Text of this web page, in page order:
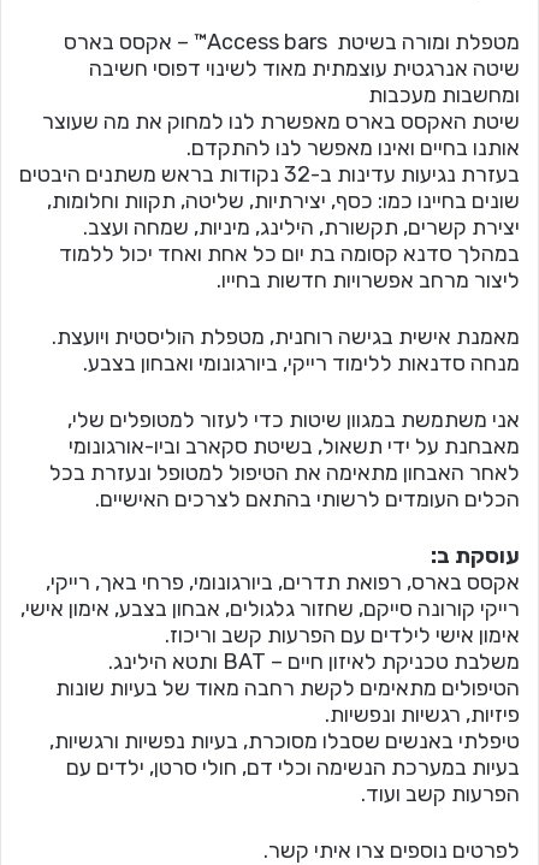
מטפלת ומורה בשיטת Access bars™ – אקסס בארס
שיטה אנרגטית עוצמתית מאוד לשינוי דפוסי חשיבה
ומחשבות מעכבות
שיטת האקסס בארס מאפשרת לנו למחוק את מה שעוצר
אותנו בחיים ואינו מאפשר לנו להתקדם.
בעזרת נגיעות עדינות ב-32 נקודות בראש משתנים היבטים
שונים בחיינו כמו: כסף, יצירתיות, שליטה, תקוות וחלומות,
יצירת קשרים, תקשורת, הילינג, מיניות, שמחה ועצב.
במהלך סדנא קסומה בת יום כל אחת ואחד יכול ללמוד
ליצור מרחב אפשרויות חדשות בחייו.
מאמנת אישית בגישה רוחנית, מטפלת הוליסטית ויועצת.
מנחה סדנאות ללימוד רייקי, ביורגונומי ואבחון בצבע.
אני משתמשת במגוון שיטות כדי לעזור למטופלים שלי,
מאבחנת על ידי תשאול, בשיטת סקארב וביו-אורגונומי
לאחר האבחון מתאימה את הטיפול למטופל ונעזרת בכל
הכלים העומדים לרשותי בהתאם לצרכים האישיים.
עוסקת ב:
אקסס בארס, רפואת תדרים, ביורגונומי, פרחי באך, רייקי,
רייקי קורונה סייקם, שחזור גלגולים, אבחון בצבע, אימון אישי,
אימון אישי לילדים עם הפרעות קשב וריכוז.
משלבת טכניקת לאיזון חיים – BAT ותטא הילינג.
הטיפולים מתאימים לקשת רחבה מאוד של בעיות שונות
פיזיות, רגשיות ונפשיות.
טיפלתי באנשים שסבלו מסוכרת, בעיות נפשיות ורגשיות,
בעיות במערכת הנשימה וכלי דם, חולי סרטן, ילדים עם
הפרעות קשב ועוד.
לפרטים נוספים צרו איתי קשר.